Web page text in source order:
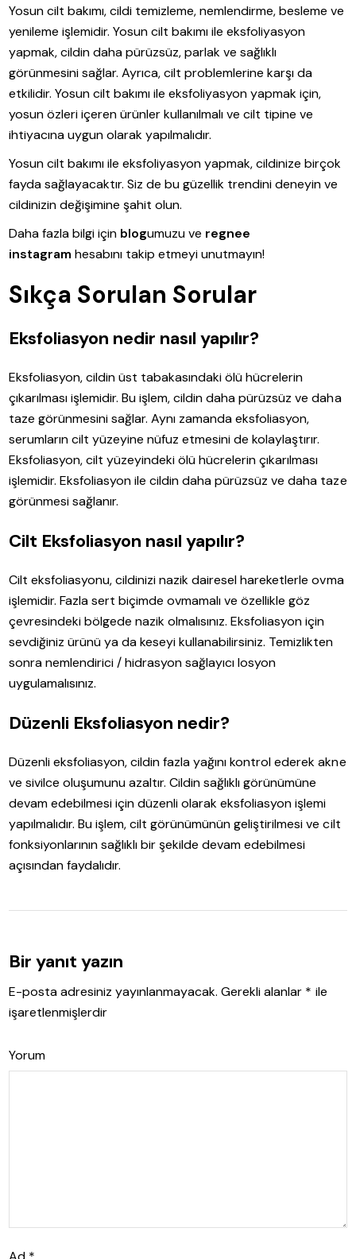
Yosun cilt bakımı, cildi temizleme, nemlendirme, besleme ve
yenileme işlemidir. Yosun cilt bakımı ile eksfoliyasyon
yapmak, cildin daha pürüzsüz, parlak ve sağlıklı
görünmesini sağlar. Ayrıca, cilt problemlerine karşı da
etkilidir. Yosun cilt bakımı ile eksfoliyasyon yapmak için,
yosun özleri içeren ürünler kullanılmalı ve cilt tipine ve
ihtiyacına uygun olarak yapılmalıdır.
Yosun cilt bakımı ile eksfoliyasyon yapmak, cildinize birçok
fayda sağlayacaktır. Siz de bu güzellik trendini deneyin ve
cildinizin değişimine şahit olun.
Daha fazla bilgi için blogumuzu ve regnee
instagram hesabını takip etmeyi unutmayın!
Sıkça Sorulan Sorular
Eksfoliasyon nedir nasıl yapılır?
Eksfoliasyon, cildin üst tabakasındaki ölü hücrelerin
çıkarılması işlemidir. Bu işlem, cildin daha pürüzsüz ve daha
taze görünmesini sağlar. Aynı zamanda eksfoliasyon,
serumların cilt yüzeyine nüfuz etmesini de kolaylaştırır.
Eksfoliasyon, cilt yüzeyindeki ölü hücrelerin çıkarılması
işlemidir. Eksfoliasyon ile cildin daha pürüzsüz ve daha taze
görünmesi sağlanır.
Cilt Eksfoliasyon nasıl yapılır?
Cilt eksfoliasyonu, cildinizi nazik dairesel hareketlerle ovma
işlemidir. Fazla sert biçimde ovmamalı ve özellikle göz
çevresindeki bölgede nazik olmalısınız. Eksfoliasyon için
sevdiğiniz ürünü ya da keseyi kullanabilirsiniz. Temizlikten
sonra nemlendirici / hidrasyon sağlayıcı losyon
uygulamalısınız.
Düzenli Eksfoliasyon nedir?
Düzenli eksfoliasyon, cildin fazla yağını kontrol ederek akne
ve sivilce oluşumunu azaltır. Cildin sağlıklı görünümüne
devam edebilmesi için düzenli olarak eksfoliasyon işlemi
yapılmalıdır. Bu işlem, cilt görünümünün geliştirilmesi ve cilt
fonksiyonlarının sağlıklı bir şekilde devam edebilmesi
açısından faydalıdır.
Bir yanıt yazın
E-posta adresiniz yayınlanmayacak. Gerekli alanlar * ile
işaretlenmişlerdir
Yorum